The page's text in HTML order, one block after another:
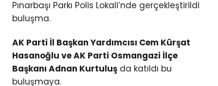
Pınarbaşı Parkı Polis Lokali’nde gerçekleştirildi
buluşma.
AK Parti İl Başkan Yardımcısı Cem Kürşat
Hasanoğlu ve AK Parti Osmangazi İlçe
Başkanı Adnan Kurtuluş da katıldı bu
buluşmaya.